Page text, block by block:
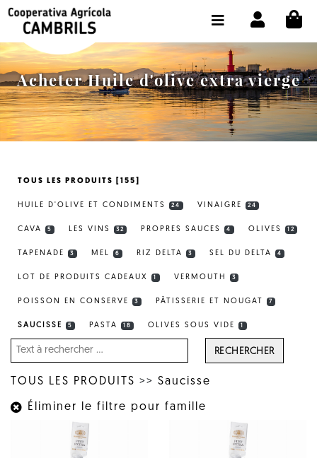
Acheter Huile d'olive extra vierge
TOUS LES PRODUITS [155]
HUILE D'OLIVE ET CONDIMENTS 24 VINAIGRE 24
CAVA 5 LES VINS 32 PROPRES SAUCES 4 OLIVES 12
TAPENADE 3 MEL 6 RIZ DELTA 3 SEL DU DELTA 4
LOT DE PRODUITS CADEAUX VERMOUTH 3
POISSON EN CONSERVE 3 PÂTISSERIE ET NOUGAT 7
SAUCISSE 5 PASTA 18 OLIVES SOUS VIDE
RECHERCHER
TOUS LES PRODUITS >> Saucisse
Éliminer le filtre pour famille
BOUTIQUE ACHETER EN LIGNE
LA COOPÉRATIVE
OLEOTOUR
PRODUITS
NOTRE HUILE
CHOISIR LA LANGUE: FR